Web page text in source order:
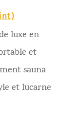
luxe en
et
sauna
et lucarne